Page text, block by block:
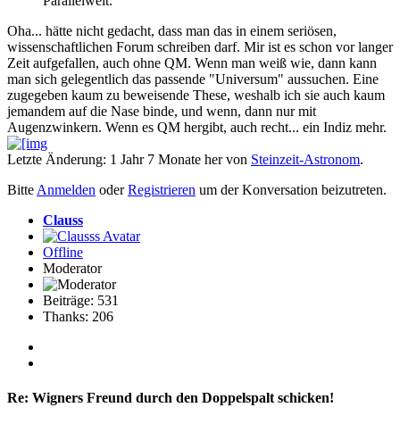
Oha... hätte nicht gedacht, dass man das in einem seriösen,
wissenschaftlichen Forum schreiben darf. Mir ist es schon vor langer
Zeit aufgefallen, auch ohne QM. Wenn man weiß wie, dann kann
man sich gelegentlich das passende "Universum" aussuchen. Eine
zugegeben kaum zu beweisende These, weshalb ich sie auch kaum
jemandem auf die Nase binde, und wenn, dann nur mit
Augenzwinkern. Wenn es QM hergibt, auch recht... ein Indiz mehr.
Letzte Änderung: 1 Jahr 7 Monate her von Steinzeit-Astronom.
Bitte Anmelden oderRegistrieren um der Konversation beizutreten.
Clauss
Offline
Moderator
Beiträge: 531
Thanks: 206
Re: Wigners Freund durch den Doppelspalt schicken!